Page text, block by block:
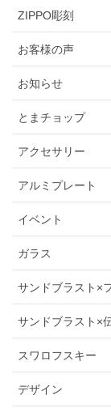
ZIPPO彫刻
お客様の声
お知らせ
とまチョップ
アクセサリー
アルミプレート
イベント
ガラス
サンドブラスト×
サンドブラスト×
スワロフスキー
デザイン